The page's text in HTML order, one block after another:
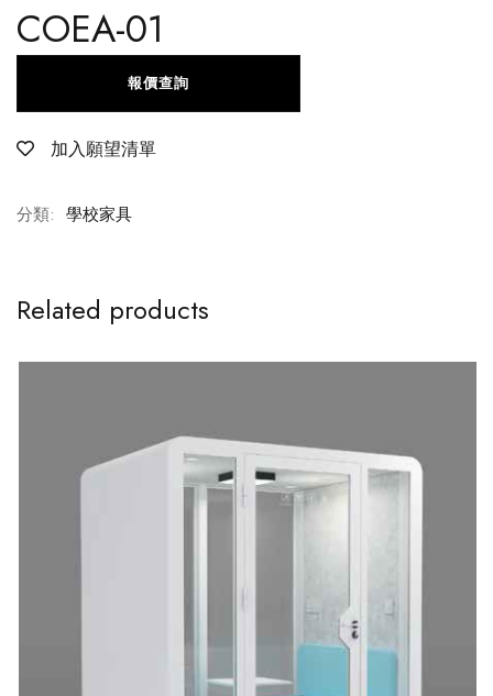
COEA-01
加入願望清單
報價查詢
分類: 學校家具
Related products